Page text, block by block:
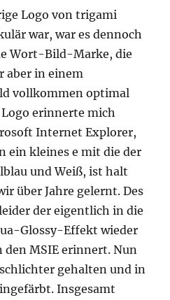
Logo von trigami
war, war es dennoch
Wort-Bild-Marke, die
aber in einem
vollkommen optimal
erinnerte mich
Internet Explorer,
ein kleines e mit die der
und Weiß, ist halt
über Jahre gelernt. Des
der eigentlich in die
Glossy-Effekt wieder
den MSIE erinnert. Nun
gehalten und in
Insgesamt